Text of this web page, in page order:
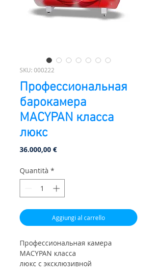
SKU: 000222
Профессиональная
барокамера
МАСYPAN класса
люкс
36.000,00 €Prezzo
Quantità *
Aggiungi al carrello
Профессиональная камера
МАСYPAN класса
люкс с эксклюзивной